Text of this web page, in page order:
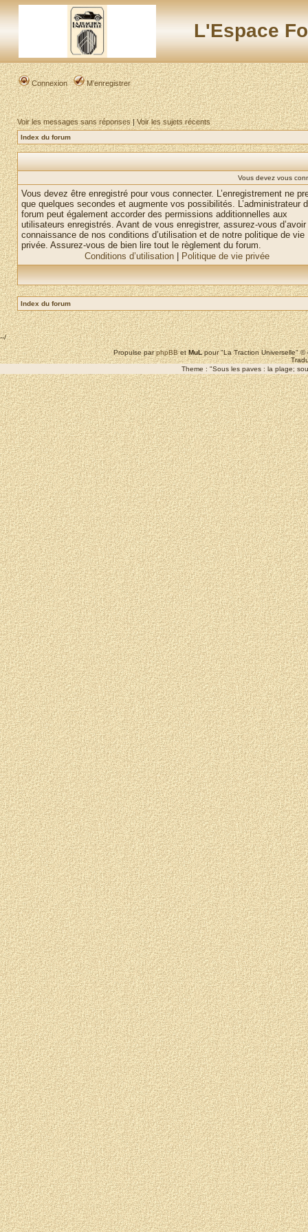
L'Espace
Connexion M’enregistrer
Voir les messages sans réponses|Voir les sujets récents
Index du forum
Vous devez vous
Vous devez être enregistré pour vous connecter. L’enregistrement ne
que quelques secondes et augmente vos possibilités. L’administrateur
forum peut également accorder des permissions additionnelles aux
utilisateurs enregistrés. Avant de vous enregistrer, assurez-vous
connaissance de nos conditions d’utilisation et de notre politique de vie
privée. Assurez-vous de bien lire tout le règlement du forum.
Conditions d’utilisation
Politique de vie privée
Index du forum
--/
Propulse parphpBBetMuLpour "La Traction Universelle"
Theme : "Sous les paves : la plage;